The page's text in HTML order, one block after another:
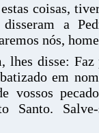
coisas,
a
nós,
disse: Faz
em
vossos
Santo. Salve-